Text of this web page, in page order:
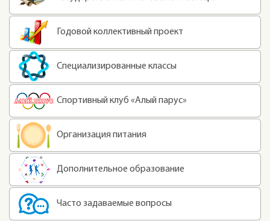
Годовой коллективный проект
Специализированные классы
Спортивный клуб «Алый парус»
Организация питания
Дополнительное образование
Часто задаваемые вопросы